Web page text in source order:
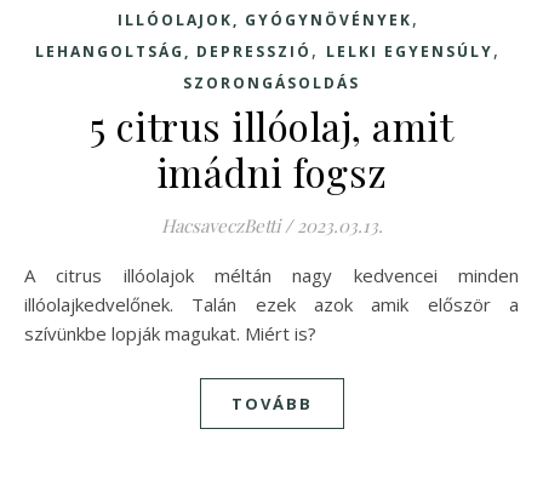
ILLÓOLAJOK, GYÓGYNÖVÉNYEK,
LEHANGOLTSÁG, DEPRESSZIÓ , LELKI EGYENSÚLY,
SZORONGÁSOLDÁS
5 citrus illóolaj, amit
imádni fogsz
HacsaveczBetti / 2023.03.13.
A citrus illóolajok méltán nagy kedvencei minden
illóolajkedvelőnek. Talán ezek azok amik először a
szívünkbe lopják magukat. Miért is?
TOVÁBB